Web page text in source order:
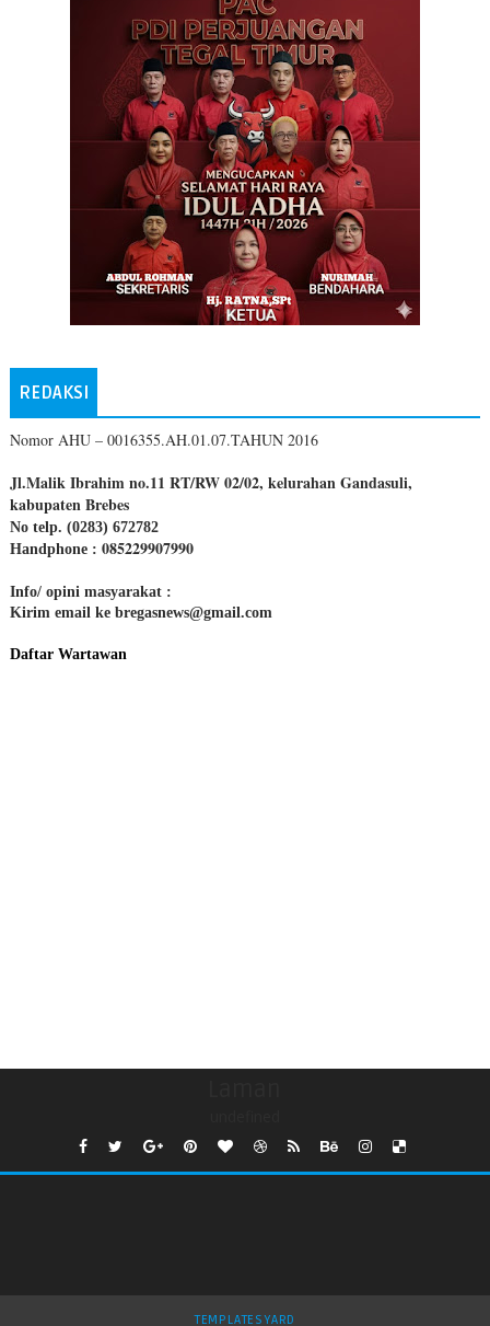
REDAKSI
Nomor AHU – 0016355.AH.01.07.TAHUN 2016
Jl.Malik Ibrahim no.11 RT/RW 02/02, kelurahan Gandasuli,
kabupaten Brebes
No telp. (0283) 672782
Handphone : 085229907990
Info/ opini masyarakat :
Kirim email ke bregasnews@gmail.com
Daftar Wartawan
TEMPLATESYARD